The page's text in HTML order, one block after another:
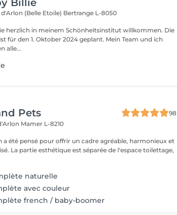
Billie
(Belle Etoile) Bertrange L-8050
herzlich in meinem Schönheitsinstitut willkommen. Die
für den 1. Oktober 2024 geplant. Mein Team und ich
alle...
Pets
98
Mamer L-8210
a été pensé pour offrir un cadre agréable, harmonieux et
La partie esthétique est séparée de l'espace toilettage,
naturelle
avec couleur
french / baby-boomer